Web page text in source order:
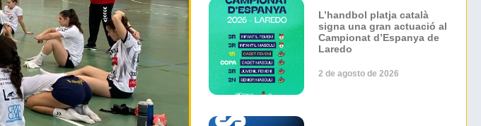
L’handbol platja català
signa una gran actuació al
Campionat d’Espanya de
Laredo
2 de agosto de 2026